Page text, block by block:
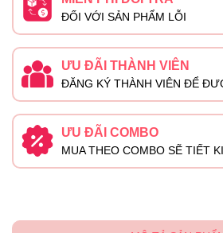
ĐỐI VỚI SẢN PHẨM LỖI
ƯU ĐÃI THÀNH VIÊN
ĐĂNG KÝ THÀNH VIÊN ĐỂ
ƯU ĐÃI COMBO
MUA THEO COMBO SẼ TIẾT